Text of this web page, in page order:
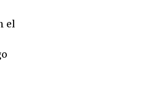
el